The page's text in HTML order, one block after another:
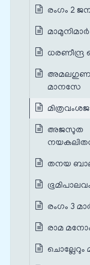
രംഗം 2
ധരണീന്ദ്ര
അമലഗുണ
മാനസേ
അജസുത
തനയ ബാല
രംഗം 3
രാമ
ചൊല്ലേറും